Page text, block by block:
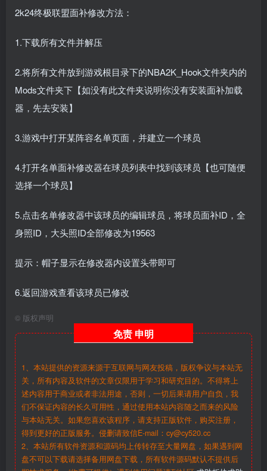
2k24终极联盟面补修改方法：
1.下载所有文件并解压
2.将所有文件放到游戏根目录下的NBA2K_Hook文件夹内的
Mods文件夹下【如没有此文件夹说明你没有安装面补加载
器，先去安装】
3.游戏中打开某阵容名单页面，并建立一个球员
4.打开名单面补修改器在球员列表中找到该球员【也可随便
选择一个球员】
5.点击名单修改器中该球员的编辑球员，将球员面补ID，全
身照ID，大头照ID全部修改为19563
提示：帽子显示在修改器内设置头带即可
6.返回游戏查看该球员已修改
© 版权声明
免责 申明
1、本站提供的资源来源于互联网与网友投稿，版权争议与本站无
关，所有内容及软件的文章仅限用于学习和研究目的。不得将上
述内容用于商业或者非法用途，否则，一切后果请用户自负，我
们不保证内容的长久可用性，通过使用本站内容随之而来的风险
与本站无关。如果您喜欢该程序，请支持正版软件，购买注册，
得到更好的正版服务。侵删请致信E-mail：cy@cy520.cc
2、本站所有软件资源和源码均上传转存至大量网盘，如果遇到网
盘不可以下载请选择备用网盘下载，所有软件源码默认不提供后